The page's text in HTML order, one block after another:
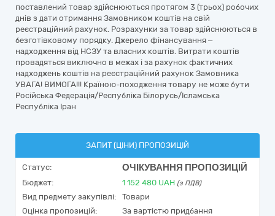
поставлений товар здійснюються протягом 3 (трьох) робочих
днів з дати отримання Замовником коштів на свій
реєстраційний рахунок. Розрахунки за товар здійснюються в
безготівковому порядку. Джерело фінансування –
надходження від НСЗУ та власних коштів. Витрати коштів
провадяться виключно в межах і за рахунок фактичних
надходжень коштів на реєстраційний рахунок Замовника
УВАГА! ВИМОГА!!! Країною-походження товару не може бути
Російська Федерація/Республіка Білорусь/Ісламська
Республіка Іран
ЗАПИТ (ЦІНИ) ПРОПОЗИЦІЙ
Статус: ОЧІКУВАННЯ ПРОПОЗИЦІЙ
Бюджет: 1 152 480 UAH (з ПДВ)
Вид предмету закупівлі:
Товари
Оцінка пропозицій:
За вартістю придбання